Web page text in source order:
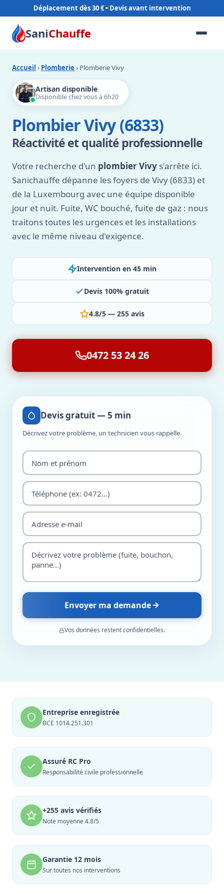
Déplacement dès 30 €
SaniChauffe
Accueil › Plomberie › Plomberie Vivy
Artisan disponible
Disponible chez vous à 6h20
Plombier Vivy (6833)
Réactivité et qualité professionnelle
Votre recherche d'un plombier Vivy s'arrête ici.
Sanichauffe dépanne les foyers de Vivy (6833) et
de la Luxembourg avec une équipe disponible
jour et nuit. Fuite, WC bouché, fuite de gaz : nous
traitons toutes les urgences et les installations
avec le même niveau d'exigence.
Intervention en 45 min
Devis 100% gratuit
4.8/5 — 255 avis
0472 53 24 26
Devis gratuit — 5 min
Décrivez votre problème, un technicien vous rappelle.
Envoyer ma demande
Vos données restent confidentielles.
Entreprise enregistrée
BCE 1014.251.301
Assuré RC Pro
Responsabilité civile professionnelle
+255 avis vérifiés
Note moyenne 4.8/5
Garantie 12 mois
Sur toutes nos interventions